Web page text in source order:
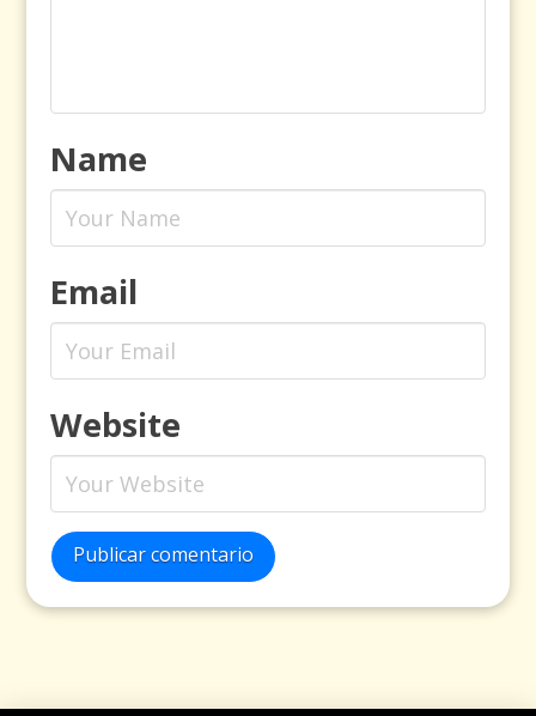
Name
Email
Website
Publicar comentario